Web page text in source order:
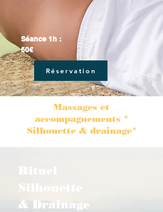
Séance 1h :
60€
Réservation
Massages et
accompagnements "
Silhouette & drainage"
Rituel
Silhouette
& Drainage